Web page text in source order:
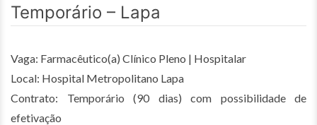
Temporário – Lapa
Vaga: Farmacêutico(a) Clínico Pleno | Hospitalar
Local: Hospital Metropolitano Lapa
Contrato: Temporário (90 dias) com possibilidade de
efetivação